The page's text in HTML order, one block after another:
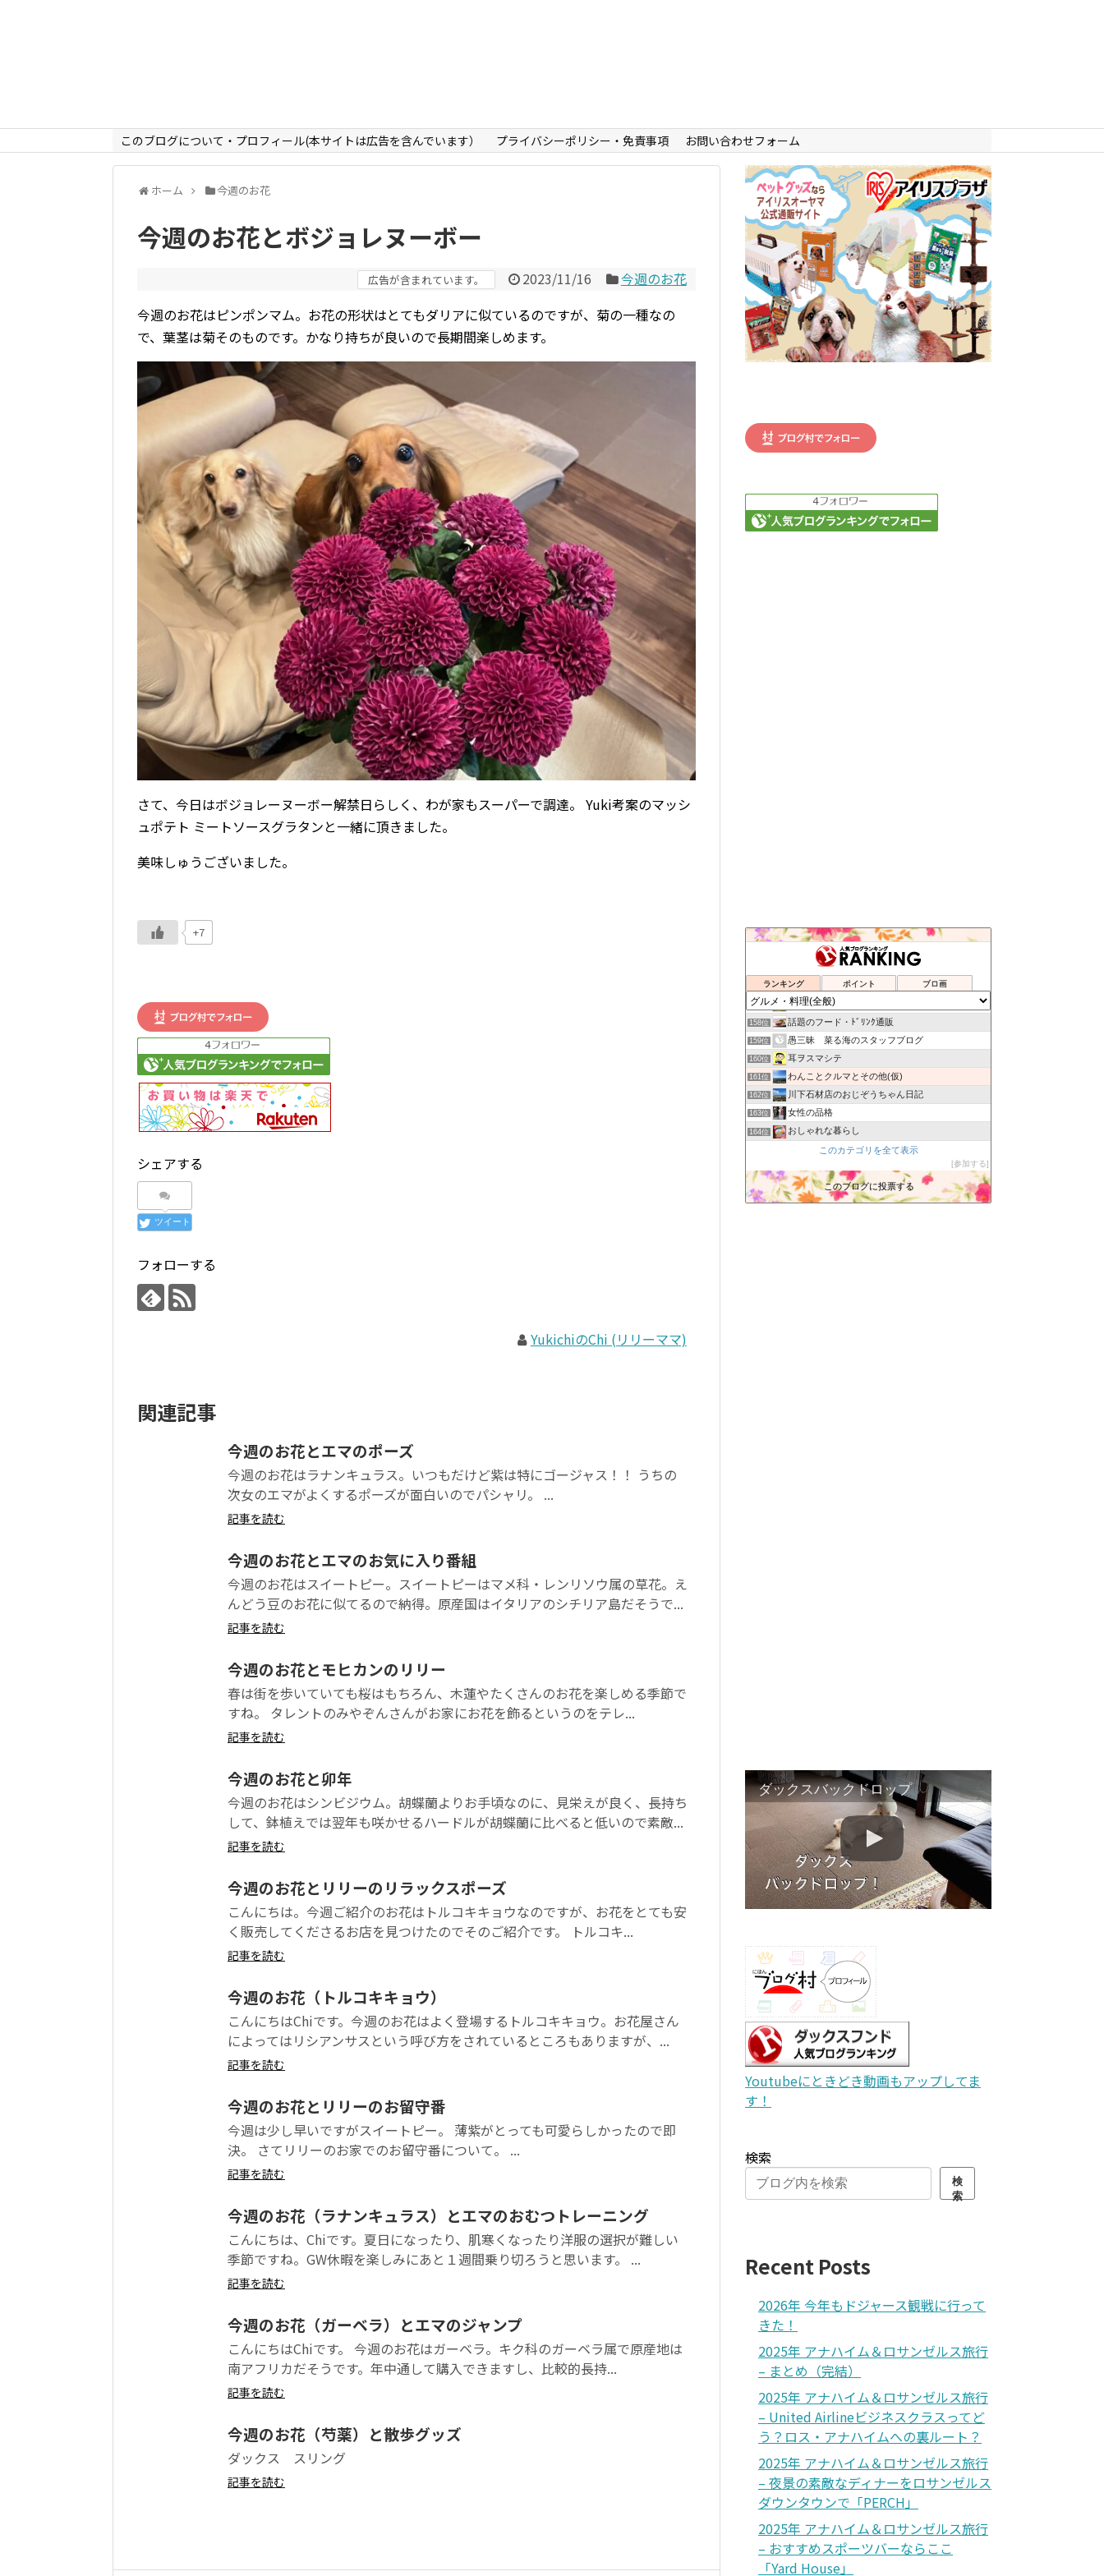
このブログについて・プロフィール(本サイトは広告を含んでいます） プライバシーポリシー・免責事項 お問い合わせフォーム
ホーム 今週のお花
今週のお花とボジョレヌーボー
広告が含まれています。 2023/11/16
今週のお花
今週のお花はピンポンマム。お花の形状はとてもダリアに似ているのですが、菊の一種なの
で、葉茎は菊そのものです。かなり持ちが良いので長期間楽しめます。
さて、今日はボジョレーヌーボー解禁日らしく、わが家もスーパーで調達。 Yuki考案のマッシ
ュポテト ミートソースグラタンと一緒に頂きました。
美味しゅうございました。
+7
シェアする
ツイート
フォローする
YukichiのChi (リリーママ)
関連記事
今週のお花とエマのポーズ
今週のお花はラナンキュラス。いつもだけど紫は特にゴージャス！！ うちの
次女のエマがよくするポーズが面白いのでパシャリ。 ...
記事を読む
今週のお花とエマのお気に入り番組
今週のお花はスイートピー。スイートピーはマメ科・レンリソウ属の草花。え
んどう豆のお花に似てるので納得。原産国はイタリアのシチリア島だそうで...
記事を読む
今週のお花とモヒカンのリリー
春は街を歩いていても桜はもちろん、木蓮やたくさんのお花を楽しめる季節で
すね。 タレントのみやぞんさんがお家にお花を飾るというのをテレ...
記事を読む
今週のお花と卯年
今週のお花はシンビジウム。胡蝶蘭よりお手頃なのに、見栄えが良く、長持ち
して、鉢植えでは翌年も咲かせるハードルが胡蝶蘭に比べると低いので素敵...
記事を読む
今週のお花とリリーのリラックスポーズ
こんにちは。今週ご紹介のお花はトルコキキョウなのですが、お花をとても安
く販売してくださるお店を見つけたのでそのご紹介です。 トルコキ...
記事を読む
今週のお花（トルコキキョウ）
こんにちはChiです。今週のお花はよく登場するトルコキキョウ。お花屋さん
によってはリシアンサスという呼び方をされているところもありますが、...
記事を読む
今週のお花とリリーのお留守番
今週は少し早いですがスイートピー。 薄紫がとっても可愛らしかったので即
決。 さてリリーのお家でのお留守番について。 ...
記事を読む
今週のお花（ラナンキュラス）とエマのおむつトレーニング
こんにちは、Chiです。夏日になったり、肌寒くなったり洋服の選択が難しい
季節ですね。GW休暇を楽しみにあと１週間乗り切ろうと思います。 ...
記事を読む
今週のお花（ガーベラ）とエマのジャンプ
こんにちはChiです。 今週のお花はガーベラ。キク科のガーベラ属で原産地は
南アフリカだそうです。年中通して購入できますし、比較的長持...
記事を読む
今週のお花（芍薬）と散歩グッズ
ダックス スリング
記事を読む
ランキング ポイント ブロ画
skog BLOG
ネットでショッピングは本当にお得か？
156位 Secret Box of OZ
157位 吉野サクラの楽しくいこう！
158位 話題のフード・ﾄﾞﾘﾝｸ通販
159位 愚三昧 菜る海のスタッフブログ
160位 耳ヲスマシテ
161位 わんことクルマとその他(仮)
162位 川下石材店のおじぞうちゃん日記
163位 女性の品格
164位 おしゃれな暮らし
JUJU TOWN
167位 ｻﾃﾞｨｽﾄのﾋﾄﾞｲ唄
168位 コンビニ全般・グルメ情報まとめブログ
このカテゴリを全て表示
参加する
このブログに投票する
ダックスバックドロップ
Youtubeにときどき動画もアップしてま
す！
検索
検
索
Recent Posts
2026年 今年もドジャース観戦に行って
きた！
2025年 アナハイム＆ロサンゼルス旅行
– まとめ（完結）
2025年 アナハイム＆ロサンゼルス旅行
– United Airlineビジネスクラスってど
う？ロス・アナハイムへの裏ルート？
2025年 アナハイム＆ロサンゼルス旅行
– 夜景の素敵なディナーをロサンゼルス
ダウンタウンで「PERCH」
2025年 アナハイム＆ロサンゼルス旅行
– おすすめスポーツバーならここ
「Yard House」